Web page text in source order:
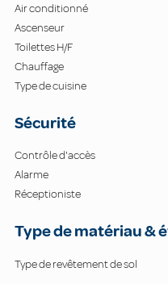
Air conditionné
Ascenseur
Toilettes H/F
Chauffage
Type de cuisine
Sécurité
Contrôle d'accès
Alarme
Réceptioniste
Type de matériau &
Type de revêtement de sol